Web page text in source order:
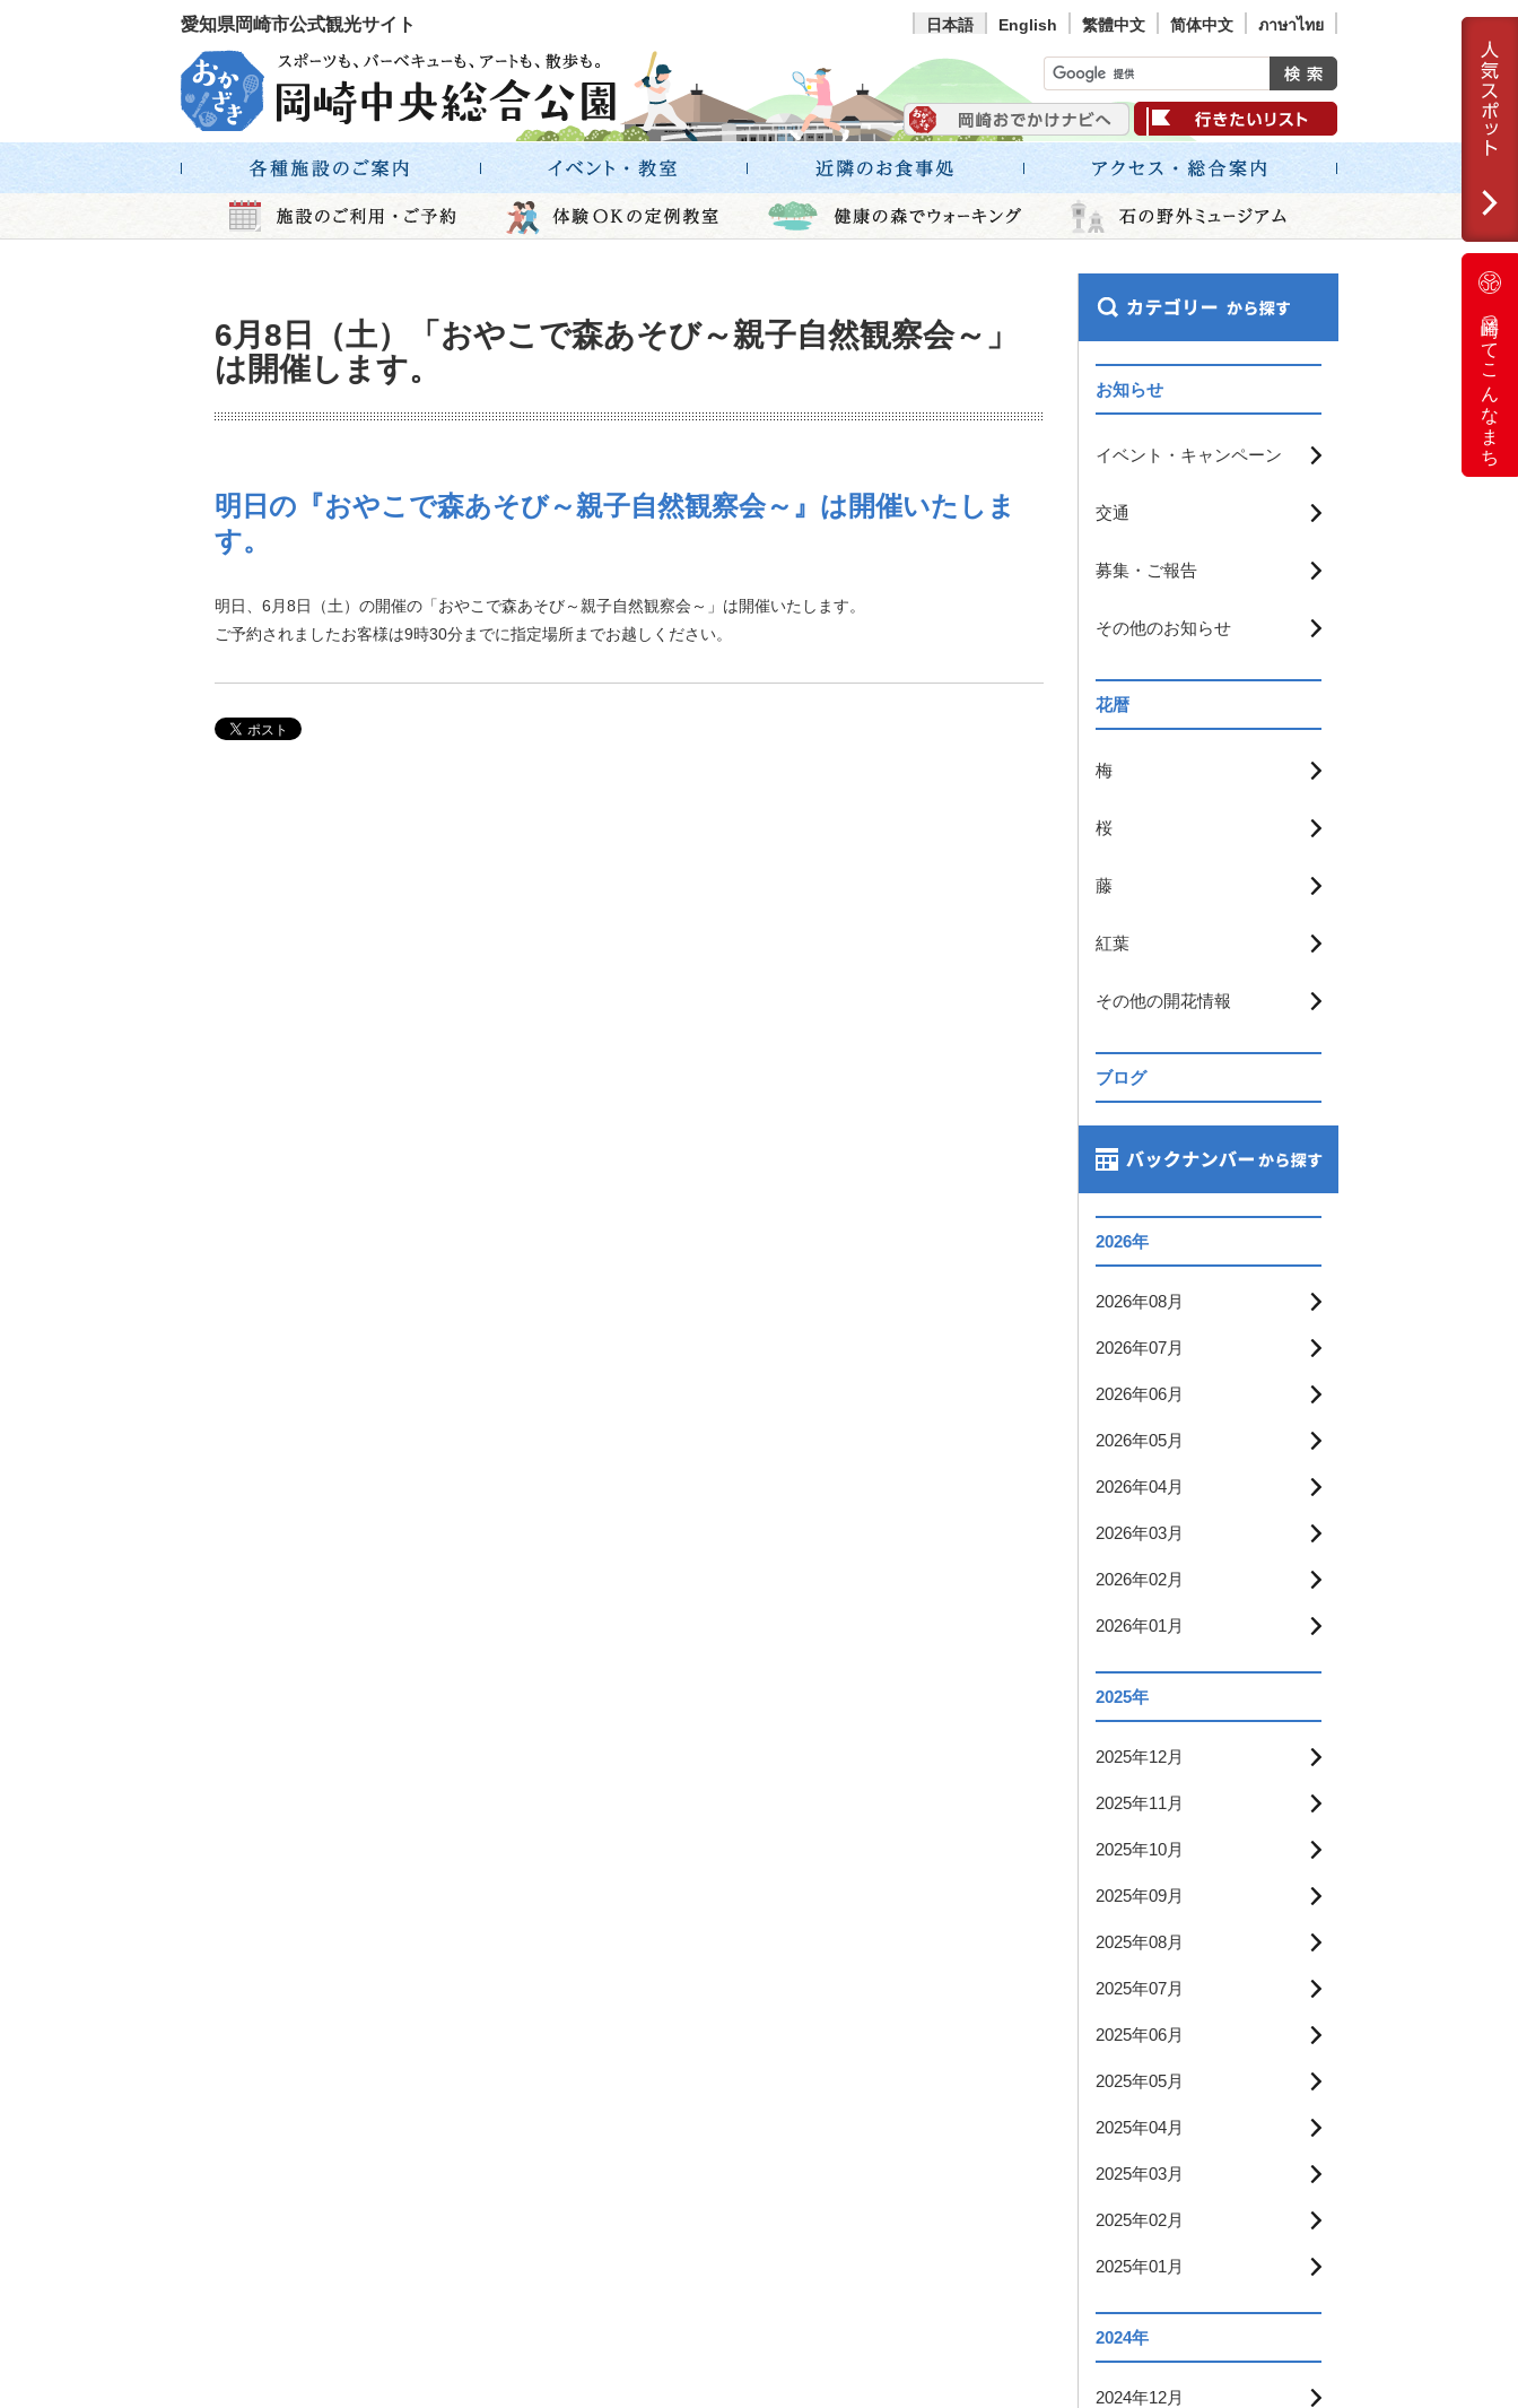
愛知県岡崎市公式観光サイト 日本語 English 繁體中文 简体中文 ภาษาไทย
岡崎ってこんなまち
6月8日（土）「おやこで森あそび～親子自然観察会～」
は開催します。
明日の『おやこで森あそび～親子自然観察会～』は開催いたしま
す。
明日、6月8日（土）の開催の「おやこで森あそび～親子自然観察会～」は開催いたします。
ご予約されましたお客様は9時30分までに指定場所までお越しください。
お知らせ
イベント・キャンペーン
交通
募集・ご報告
その他のお知らせ
花暦
梅
桜
藤
紅葉
その他の開花情報
ブログ
2026年
2026年08月
2026年07月
2026年06月
2026年05月
2026年04月
2026年03月
2026年02月
2026年01月
2025年
2025年12月
2025年11月
2025年10月
2025年09月
2025年08月
2025年07月
2025年06月
2025年05月
2025年04月
2025年03月
2025年02月
2025年01月
2024年
2024年12月